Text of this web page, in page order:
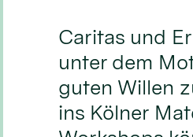
Caritas und
unter dem
guten Willen
ins Kölner